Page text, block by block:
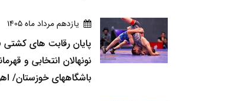
يازدهم مرداد ماه 1405
پایان رقابت های کشتی
نونهالان انتخابی و
باشگاههای خوزستان/